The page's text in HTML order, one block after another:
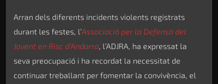
Arran dels diferents incidents violents registrats
durant les festes, l’Associació per la Defensa del
Jovent en Risc d’Andorra, l’ADJRA, ha expressat la
seva preocupació i ha recordat la necessitat de
continuar treballant per fomentar la convivència, el